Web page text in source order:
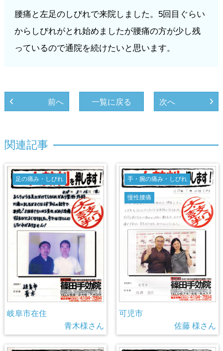
腰痛と左足のしびれで来院しました。5回目ぐらい
からしびれがとれ始めましたが腰痛の方が少し残
っているので通院を続けたいと思います。
前へ 一覧に戻る 次へ
関連記事
足の痛み・しびれ
岐阜市在住
青木様さん
手・腕の痛み・しびれ
慢性腰痛
可児市
佐藤 様さん